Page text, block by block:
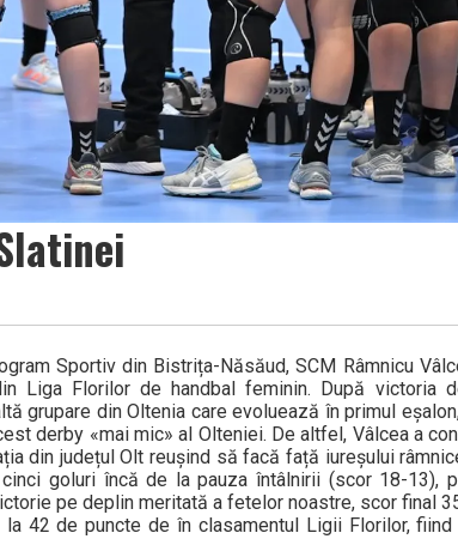
Sportiv din Bistrița-Năsăud, SCM Râmnicu
Liga Florilor de handbal feminin. După victoria
grupare din Oltenia care evoluează în primul
derby «mai mic» al Olteniei. De altfel, Vâlcea a
din județul Olt reușind să facă față iureșului
goluri încă de la pauza întâlnirii (scor 18-13),
pe deplin meritată a fetelor noastre, scor final
la 42 de puncte de în clasamentul Ligii Florilor,